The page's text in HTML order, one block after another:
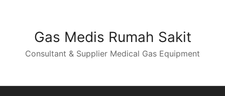
Gas Medis Rumah Sakit
Consultant & Supplier Medical Gas Equipment